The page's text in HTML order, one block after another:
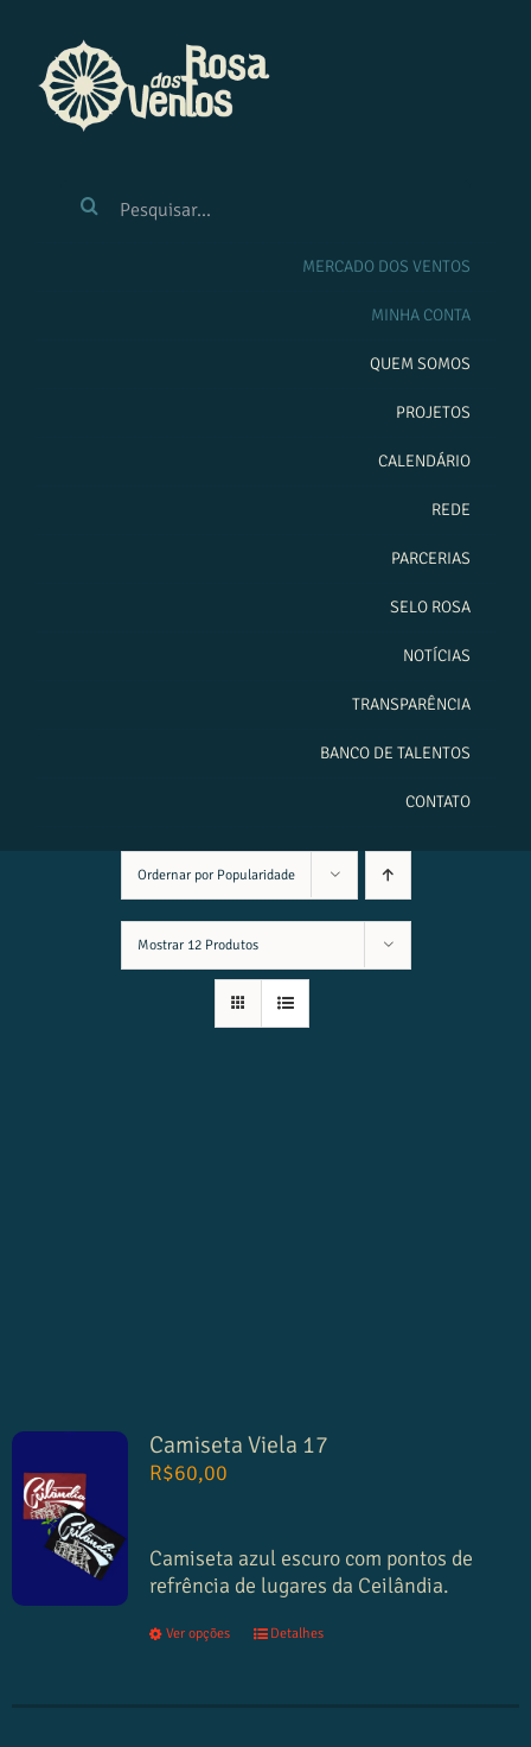
conteúdo
RESULTADOS
MERCADO DOS VENTOS
MINHA CONTA
QUEM SOMOS
PROJETOS
CALENDÁRIO
REDE
PARCERIAS
SELO ROSA
NOTÍCIAS
TRANSPARÊNCIA
BANCO DE TALENTOS
CONTATO
Ordernar por Popularidade
Mostrar 12 Produtos
Camiseta Viela 17
R$60,00
Camiseta azul escuro com pontos de
refrência de lugares da Ceilândia.
Ver opções Detalhes